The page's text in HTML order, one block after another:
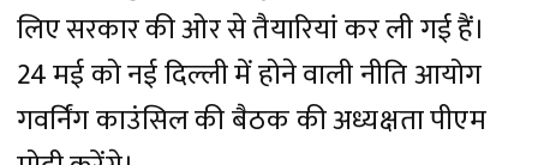
लिए सरकार की ओर से तैयारियां कर ली गई हैं।
24 मई को नई दिल्ली में होने वाली नीति आयोग
गवर्निंग काउंसिल की बैठक की अध्यक्षता पीएम